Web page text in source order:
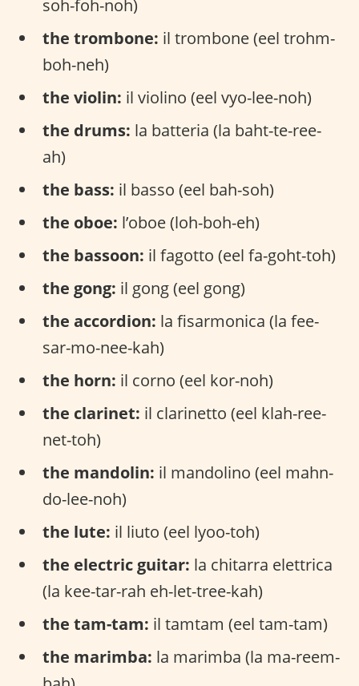
soh-foh-noh)
the trombone: il trombone (eel trohm-
boh-neh)
the violin: il violino (eel vyo-lee-noh)
the drums: la batteria (la baht-te-ree-
ah)
the bass: il basso (eel bah-soh)
the oboe: l’oboe (loh-boh-eh)
the bassoon: il fagotto (eel fa-goht-toh)
the gong: il gong (eel gong)
the accordion: la fisarmonica (la fee-
sar-mo-nee-kah)
the horn: il corno (eel kor-noh)
the clarinet: il clarinetto (eel klah-ree-
net-toh)
the mandolin: il mandolino (eel mahn-
do-lee-noh)
the lute: il liuto (eel lyoo-toh)
the electric guitar: la chitarra elettrica
(la kee-tar-rah eh-let-tree-kah)
the tam-tam: il tamtam (eel tam-tam)
the marimba: la marimba (la ma-reem-